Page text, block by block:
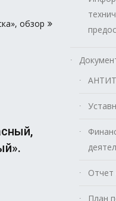
обзор
Отчет
План